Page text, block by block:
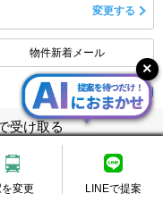
を変更 LINEで提案
変更する
物件新着メール
アイコンの説明
受け取る